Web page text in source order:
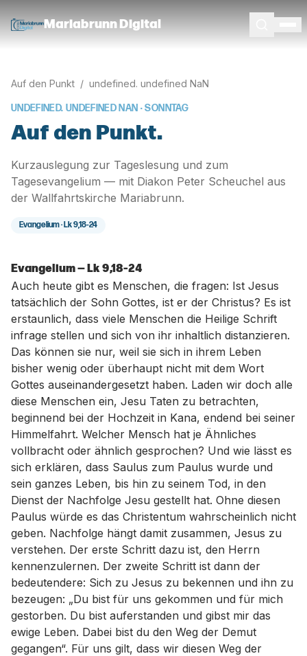
Mariabrunn Digital
Auf den Punkt / undefined. undefined NaN
UNDEFINED. UNDEFINED NAN · SONNTAG
Auf den Punkt.
Kurzauslegung zur Tageslesung und zum
Tagesevangelium — mit Diakon Peter Scheuchel aus
der Wallfahrtskirche Mariabrunn.
Evangelium ·Lk 9,18-24
Evangelium — Lk 9,18-24
Auch heute gibt es Menschen, die fragen: Ist Jesus
tatsächlich der Sohn Gottes, ist er der Christus? Es ist
erstaunlich, dass viele Menschen die Heilige Schrift
infrage stellen und sich von ihr inhaltlich distanzieren.
Das können sie nur, weil sie sich in ihrem Leben
bisher wenig oder überhaupt nicht mit dem Wort
Gottes auseinandergesetzt haben. Laden wir doch alle
diese Menschen ein, Jesu Taten zu betrachten,
beginnend bei der Hochzeit in Kana, endend bei seiner
Himmelfahrt. Welcher Mensch hat je Ähnliches
vollbracht oder ähnlich gesprochen? Und wie lässt es
sich erklären, dass Saulus zum Paulus wurde und
sein ganzes Leben, bis hin zu seinem Tod, in den
Dienst der Nachfolge Jesu gestellt hat. Ohne diesen
Paulus würde es das Christentum wahrscheinlich nicht
geben. Nachfolge hängt damit zusammen, Jesus zu
verstehen. Der erste Schritt dazu ist, den Herrn
kennenzulernen. Der zweite Schritt ist dann der
bedeutendere: Sich zu Jesus zu bekennen und ihn zu
bezeugen: „Du bist für uns gekommen und für mich
gestorben. Du bist auferstanden und gibst mir das
ewige Leben. Dabei bist du den Weg der Demut
gegangen“. Für uns gilt, dass wir diesen Weg der